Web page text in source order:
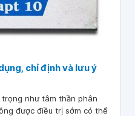
chỉ định và lưu ý
như tâm thần phân
được điều trị sớm có thể